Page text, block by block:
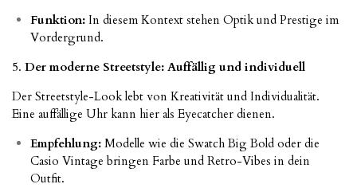
Funktion:In diesem Kontext stehen Optik und Prestige im
Vordergrund.
5. Der moderne Streetstyle: Auffällig und individuell
Der Streetstyle-Look lebt von Kreativität und Individualität.
Eine auffällige Uhr kann hier als Eyecatcher dienen.
Empfehlung:Modelle wie die Swatch Big Bold oder die
Casio Vintage bringen Farbe und Retro-Vibes in dein
Outfit.